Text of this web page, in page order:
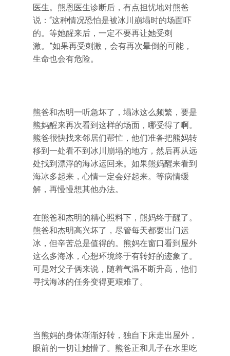
医生。熊恩医生诊断后，有点担忧地对熊爸
说：“这种情况恐怕是被冰川崩塌时的场面吓
的。等她醒来后，一定不要再让她受刺
激。”如果再受刺激，会有再次晕倒的可能，
生命也会有危险。
熊爸和杰明一听急坏了，塌冰这么频繁，要是
熊妈醒来再次看到这样的场面，哪受得了啊。
熊爸很快找来邻居们帮忙，他们准备把熊妈转
移到一处看不到冰川崩塌的地方，然后再从远
处找到漂浮的海冰运回来。如果熊妈醒来看到
海冰多起来，心情一定会好起来。等病情缓
解，再慢慢想其他办法。
在熊爸和杰明的精心照料下，熊妈终于醒了。
熊爸和杰明高兴坏了，尽管每天都要出门运
冰，但辛苦总是值得的。熊妈在窗口看到屋外
这么多海冰，心想环境终于有转好的迹象了。
可是对父子俩来说，随着气温不断升高，他们
寻找海冰的任务变得更艰难了。
当熊妈的身体渐渐好转，独自下床走出屋外，
眼前的一切让她懵了。熊爸正和儿子在水里吃